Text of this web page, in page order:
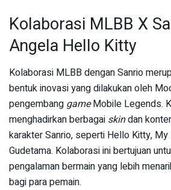
Kolaborasi MLBB X
Angela Hello Kitty
Kolaborasi MLBB dengan Sanrio
bentuk inovasi yang dilakukan oleh
pengembang gameMobile Legends.
menghadirkan berbagai skindan
karakter Sanrio, seperti Hello Kitty,
Gudetama. Kolaborasi ini bertujuan
pengalaman bermain yang lebih
bagi para pemain.